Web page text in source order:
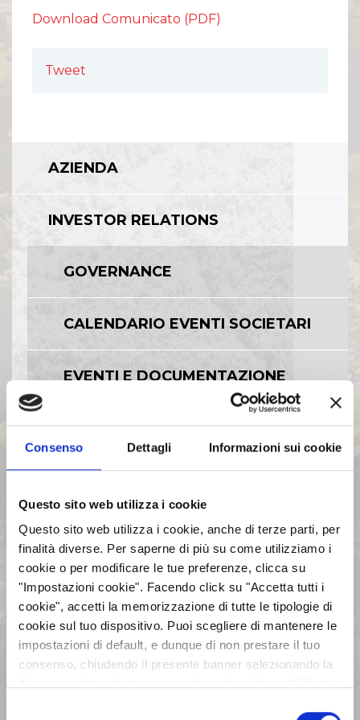
Consenso Dettagli Informazioni sui cookie
Questo sito web utilizza i cookie
Questo sito web utilizza i cookie, anche di terze parti, per
finalità diverse. Per saperne di più su come utilizziamo i
cookie o per modificare le tue preferenze, clicca su
"Impostazioni cookie". Facendo click su "Accetta tutti i
cookie", accetti la memorizzazione di tutte le tipologie di
cookie sul tuo dispositivo. Puoi scegliere di mantenere le
impostazioni di default, e dunque di non prestare il tuo
consenso, chiudendo il presente banner selezionando la
Organi Sociali
Download Comunicato (PDF)
Tweet
AZIENDA
INVESTOR RELATIONS
GOVERNANCE
CALENDARIO EVENTI SOCIETARI
EVENTI E DOCUMENTAZIONE
BILANCI E RELAZIONI
INTERMEDIE
COMUNICATI STAMPA
ARCHIVIO 2017
ARCHIVIO 2016